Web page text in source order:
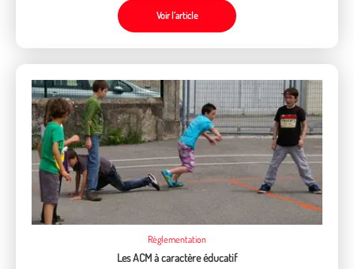
Voir l’article
Règlementation
Les ACM à caractère éducatif